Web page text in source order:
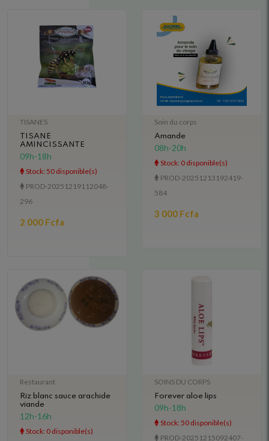
TISANES
TISANE
AMINCISSANTE
09h-18h
Stock: 50 disponible(s)
PROD-20251219112048-
296
2 000 Fcfa
Soin du corps
Amande
08h-20h
Stock: 0 disponible(s)
PROD-20251213192419-
584
3 000 Fcfa
Restaurant
Riz blanc sauce arachide
viande
12h-16h
Stock: 0 disponible(s)
SOINS DU CORPS
Forever aloe lips
09h-18h
Stock: 50 disponible(s)
PROD-20251215092407-